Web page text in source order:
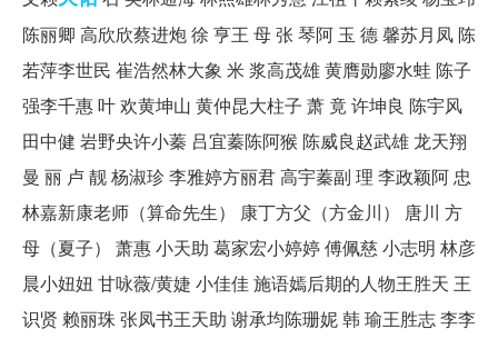
陈丽卿 高欣欣蔡进炮 徐 亨王 母 张 琴阿 玉 德 馨苏月凤 陈
若萍李世民 崔浩然林大象 米 浆高茂雄 黄膺勋廖水蛙 陈子
强李千惠 叶 欢黄坤山 黄仲昆大柱子 萧 竟 许坤良 陈宇风
田中健 岩野央许小蓁 吕宜蓁陈阿猴 陈威良赵武雄 龙天翔
曼 丽 卢 靓 杨淑珍 李雅婷方丽君 高宇蓁副 理 李政颖阿 忠
林嘉新康老师（算命先生） 康丁方父（方金川） 唐川 方
母（夏子） 萧惠 小天助 葛家宏小婷婷 傅佩慈 小志明 林彦
晨小妞妞 甘咏薇/黄婕 小佳佳 施语嫣后期的人物王胜天 王
识贤 赖丽珠 张凤书王天助 谢承均陈珊妮 韩 瑜王胜志 李李